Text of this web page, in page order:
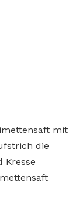
mit
die
Kresse